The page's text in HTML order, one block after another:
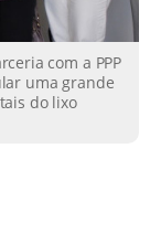
com a PPP
uma grande
do lixo